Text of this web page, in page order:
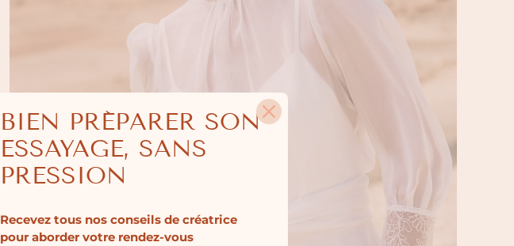
BIEN PRÉPARER SON
ESSAYAGE, SANS
PRESSION
Recevez tous nos conseils de créatrice
pour aborder votre rendez-vous